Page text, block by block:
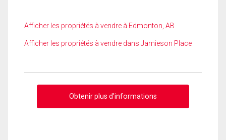
Afficher les propriétés à vendre à Edmonton, AB
Afficher les propriétés à vendre dans Jamieson Place
Obtenir plus d'informations